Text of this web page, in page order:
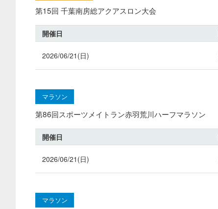
第15回 千葉南房総アクアスロン大会
開催日
2026/06/21(日)
マラソン
第86回スポーツメイトラン赤羽荒川ハーフマラソン
開催日
2026/06/21(日)
マラソン